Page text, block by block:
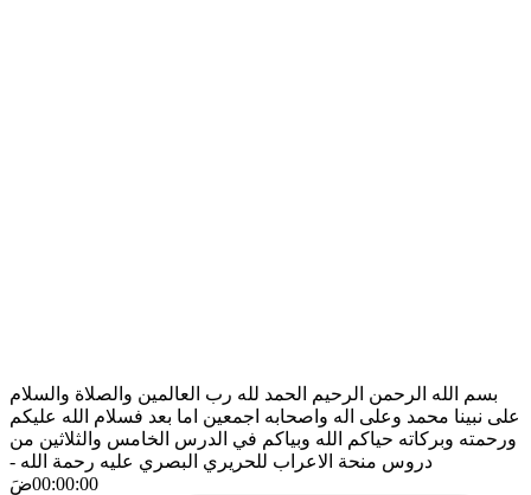
بسم الله الرحمن الرحيم الحمد لله رب العالمين والصلاة والسلام
على نبينا محمد وعلى اله واصحابه اجمعين اما بعد فسلام الله عليكم
ورحمته وبركاته حياكم الله وبياكم في الدرس الخامس والثلاثين من
دروس منحة الاعراب للحريري البصري عليه رحمة الله -
00:00:00ضَ